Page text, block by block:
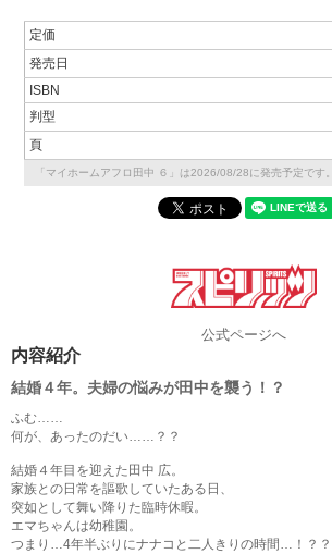
定価
発売日
ISBN
判型
頁
「マイホームアフロ田中 ６」は2026/08/28に発売予定です。
公式ページへ
内容紹介
結婚４年。夫婦の悩みが田中を襲う！？
ふむ……
何が、あったのだい……？？
結婚４年目を迎えた田中 広。
家族との日常を謳歌していたある日、
突如として舞い降りた臨時休暇。
エマちゃんは幼稚園。
つまり…4年半ぶりにナナコと二人きりの時間…！？？